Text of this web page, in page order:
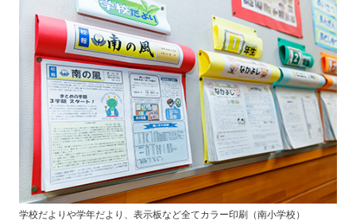
学校だよりや学年だより、表示板など全てカラー印刷（南小学校）